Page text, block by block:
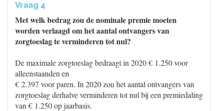
Vraag 4
Met welk bedrag zou de nominale premie moeten
worden verlaagd om het aantal ontvangers van
zorgtoeslag te verminderen tot nul?
De maximale zorgtoeslag bedraagt in 2020 € 1.250 voor
alleenstaanden en
€ 2.397 voor paren. In 2020 zou het aantal ontvangers van
zorgtoeslag derhalve verminderen tot nul bij een premiedaling
van € 1.250 op jaarbasis.